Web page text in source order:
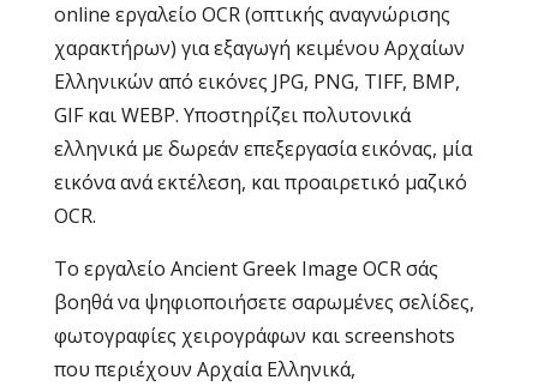
online εργαλείο OCR (οπτικής αναγνώρισης
χαρακτήρων) για εξαγωγή κειμένου Αρχαίων
Ελληνικών από εικόνες JPG, PNG, TIFF, BMP,
GIF και WEBP. Υποστηρίζει πολυτονικά
ελληνικά με δωρεάν επεξεργασία εικόνας, μία
εικόνα ανά εκτέλεση, και προαιρετικό μαζικό
OCR.
Το εργαλείο Ancient Greek Image OCR σάς
βοηθά να ψηφιοποιήσετε σαρωμένες σελίδες,
φωτογραφίες χειρογράφων και screenshots
που περιέχουν Αρχαία Ελληνικά,